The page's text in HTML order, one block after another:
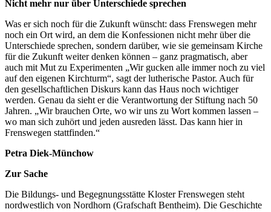
Nicht mehr nur über Unterschiede sprechen
Was er sich noch für die Zukunft wünscht: dass Frenswegen mehr
noch ein Ort wird, an dem die Konfessionen nicht mehr über die
Unterschiede sprechen, sondern darüber, wie sie gemeinsam Kirche
für die Zukunft weiter denken können – ganz pragmatisch, aber
auch mit Mut zu Experimenten „Wir gucken alle immer noch zu viel
auf den eigenen Kirchturm“, sagt der lutherische Pastor. Auch für
den gesellschaftlichen Diskurs kann das Haus noch wichtiger
werden. Genau da sieht er die Verantwortung der Stiftung nach 50
Jahren. „Wir brauchen Orte, wo wir uns zu Wort kommen lassen –
wo man sich zuhört und jeden ausreden lässt. Das kann hier in
Frenswegen stattfinden.“
Petra Diek-Münchow
Zur Sache
Die Bildungs- und Begegnungsstätte Kloster Frenswegen steht
nordwestlich von Nordhorn (Grafschaft Bentheim). Die Geschichte